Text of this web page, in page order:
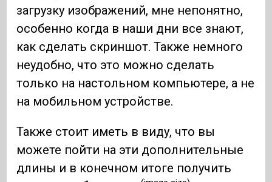
загрузку изображений, мне непонятно,
особенно когда в наши дни все знают,
как сделать скриншот. Также немного
неудобно, что это можно сделать
только на настольном компьютере, а не
на мобильном устройстве.
Также стоит иметь в виду, что вы
можете пойти на эти дополнительные
длины и в конечном итоге получить